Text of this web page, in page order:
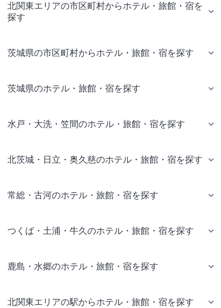
北関東エリアの市区町村からホテル・旅館・宿を
探す
茨城県の市区町村からホテル・旅館・宿を探す
茨城県のホテル・旅館・宿を探す
水戸・大洗・笠間のホテル・旅館・宿を探す
北茨城・日立・奥久慈のホテル・旅館・宿を探す
常総・古河のホテル・旅館・宿を探す
つくば・土浦・牛久のホテル・旅館・宿を探す
鹿島・水郷のホテル・旅館・宿を探す
北関東エリアの駅からホテル・旅館・宿を探す